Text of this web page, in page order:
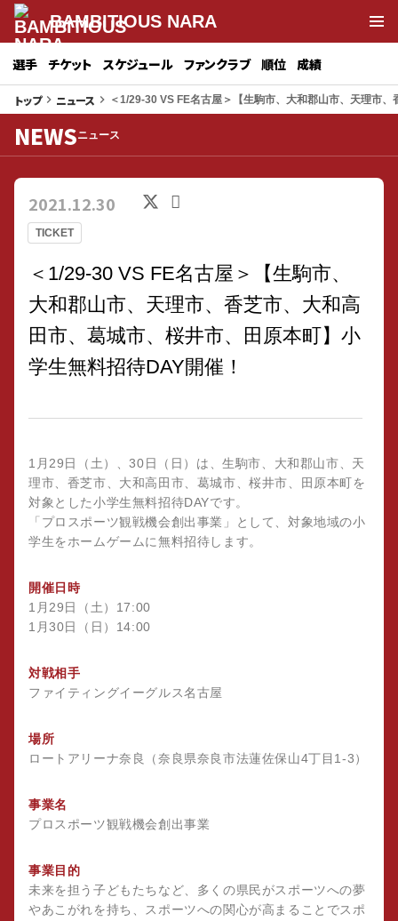
BAMBITIOUS NARA
選手 チケット スケジュール ファンクラブ 順位 成績
トップkeyboard_arrow_right ニュース keyboard_arrow_right ＜1/29-30 VS FE名古屋＞【生駒市、大和郡山市、天理市
NEWSニュース
TICKET
2021.12.30
＜1/29-30 VS FE名古屋＞【生駒市、
大和郡山市、天理市、香芝市、大和高
田市、葛城市、桜井市、田原本町】小
学生無料招待DAY開催！
1月29日（土）、30日（日）は、生駒市、大和郡山市、天
理市、香芝市、大和高田市、葛城市、桜井市、田原本町を
対象とした小学生無料招待DAYです。
「プロスポーツ観戦機会創出事業」として、対象地域の小
学生をホームゲームに無料招待します。
開催日時
1月29日（土）17:00
1月30日（日）14:00
対戦相手
ファイティングイーグルス名古屋
場所
ロートアリーナ奈良（奈良県奈良市法蓮佐保山4丁目1-3）
事業名
プロスポーツ観戦機会創出事業
事業目的
未来を担う子どもたちなど、多くの県民がスポーツへの夢
やあこがれを持ち、スポーツへの関心が高まることでスポ